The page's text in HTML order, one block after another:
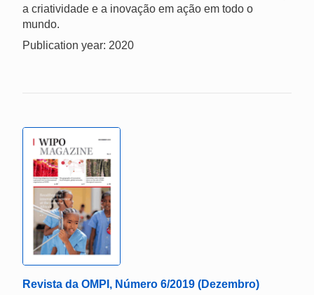
a criatividade e a inovação em ação em todo o
mundo.
Publication year: 2020
Revista da OMPI, Número 6/2019 (Dezembro)